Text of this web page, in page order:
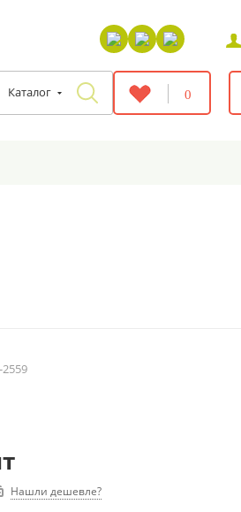
Каталог 0
2559
Нашли дешевле?